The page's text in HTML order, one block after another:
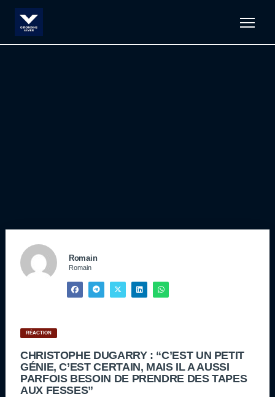
Romain
Romain
RÉACTION
CHRISTOPHE DUGARRY : “C’EST UN PETIT
GÉNIE, C’EST CERTAIN, MAIS IL A AUSSI
PARFOIS BESOIN DE PRENDRE DES TAPES
AUX FESSES”